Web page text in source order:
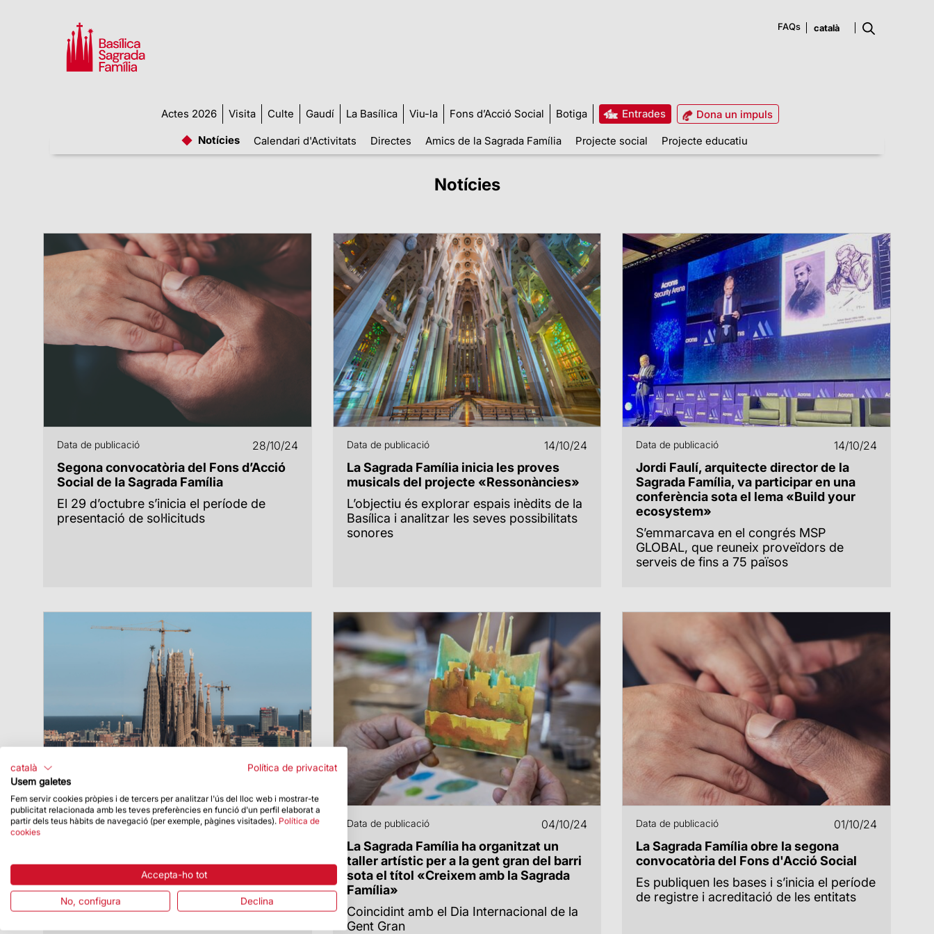
FAQs
Actes 2026 Visita Culte Gaudí La Basílica Viu-la Fons d’Acció Social Botiga Entrades
Dona un impuls
Notícies
Calendari d'Activitats Directes Amics de la Sagrada Família Projecte social Projecte educatiu
Notícies
Data de publicació 28/10/24
Segona convocatòria del Fons d’Acció
Social de la Sagrada Família
El 29 d’octubre s’inicia el període de
presentació de sol·licituds
Data de publicació 14/10/24
La Sagrada Família inicia les proves
musicals del projecte «Ressonàncies»
L’objectiu és explorar espais inèdits de la
Basílica i analitzar les seves possibilitats
sonores
Data de publicació 14/10/24
Jordi Faulí, arquitecte director de la
Sagrada Família, va participar en una
conferència sota el lema «Build your
ecosystem»
S’emmarcava en el congrés MSP
GLOBAL, que reuneix proveïdors de
serveis de fins a 75 països
Data de publicació 09/10/24
monument més destacat dels premis
Remarkable Venue Awards 2024
Uns premis anuals que reconeixen els
millors museus i atraccions turístiques
Data de publicació 04/10/24
La Sagrada Família ha organitzat un
taller artístic per a la gent gran del barri
sota el títol «Creixem amb la Sagrada
Família»
Coincidint amb el Dia Internacional de la
Gent Gran
Data de publicació 01/10/24
La Sagrada Família obre la segona
convocatòria del Fons d'Acció Social
Es publiquen les bases i s’inicia el període
de registre i acreditació de les entitats
català
Política de privacitat
Usem galetes
Fem servir cookies pròpies i de tercers per analitzar l'ús del lloc web i mostrar-te
publicitat relacionada amb les teves preferències en funció d'un perfil elaborat a
partir dels teus hàbits de navegació (per exemple, pàgines visitades). Política de
cookies
Accepta-ho tot
No, configura Declina